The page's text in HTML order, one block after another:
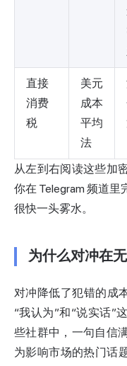
直接
消费
税
美元
成本
平均
法
从左到右阅读这些加
你在 Telegram 频道
很快一头雾水。
为什么对冲在
对冲降低了犯错的成
“我认为”和“说实话”
些社群中，一句自信
为影响市场的热门话